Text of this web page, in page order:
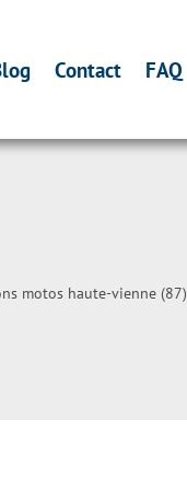
Contact FAQ
motos haute-vienne (87)